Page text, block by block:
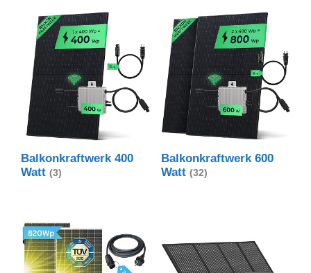
Balkonkraftwerk 400
Watt (3)
Balkonkraftwerk 600
Watt (32)